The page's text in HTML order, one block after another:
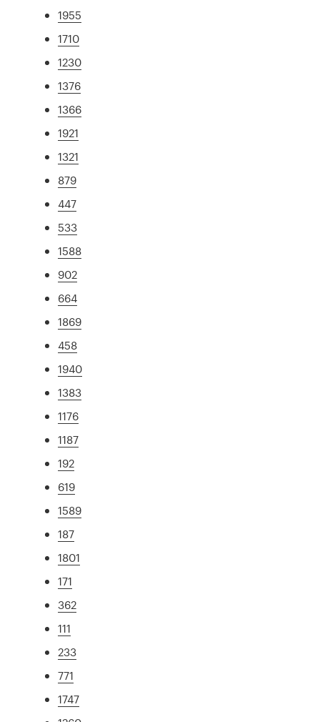
1955
1710
1230
1376
1366
1921
1321
879
447
533
1588
902
664
1869
458
1940
1383
1176
1187
192
619
1589
187
1801
171
362
111
233
771
1747